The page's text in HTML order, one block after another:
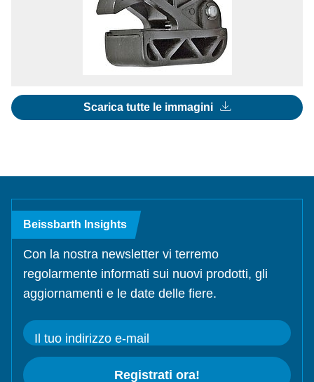
Scarica tutte le immagini
Beissbarth Insights
Con la nostra newsletter vi terremo
regolarmente informati sui nuovi prodotti, gli
aggiornamenti e le date delle fiere.
Il tuo indirizzo e-mail
Registrati ora!